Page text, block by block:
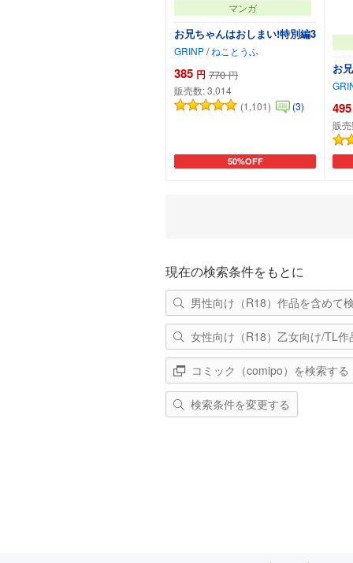
マンガ
お兄ちゃんはおしまい!特別編3
GRINP/ねことうふ
385 円 770 円
販売数:3,014
(1,101)
(3)
50%OFF
カートに追加
お
495
販
現在の検索条件をもとに
男性向け（R18）作品を含めて
女性向け（R18）乙女向け/TL作
コミック（comipo）を検索する
検索条件を変更する